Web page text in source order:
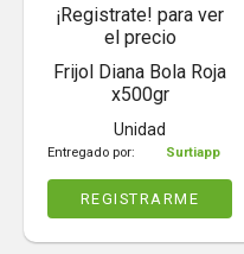
¡Registrate! para ver
el precio
Frijol Diana Bola Roja
x500gr
Unidad
Entregado por: Surtiapp
REGISTRARME